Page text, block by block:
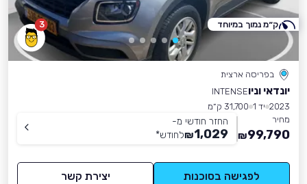
3
בפריסה ארצית
יונדאי וניוINTENSE
2023 יד 1
31,700 ק״מ
מחיר
99,790
₪
החזר חודשי מ-
1,029
₪לחודש*
לפגישה בסוכנות יצירת קשר
ק״מ נמוך במיוחד